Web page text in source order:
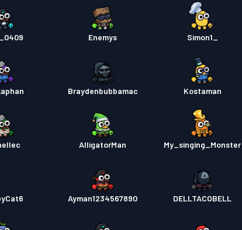
Enemys Simon1_
Braydenbubbamac Kostaman
AlligatorMan My_singing_Monster
Ayman1234567890 DELLTACOBELL